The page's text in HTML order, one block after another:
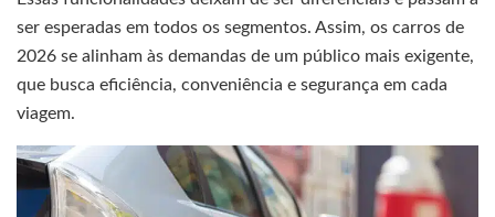
ser esperadas em todos os segmentos. Assim, os carros de
2026 se alinham às demandas de um público mais exigente,
que busca eficiência, conveniência e segurança em cada
viagem.